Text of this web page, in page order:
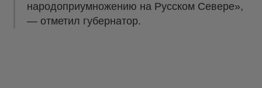
народоприумножению на Русском Севере»,
— отметил губернатор.